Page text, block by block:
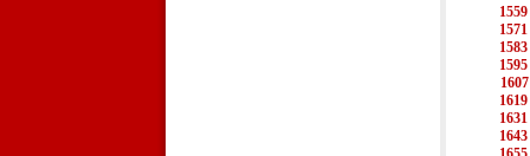
1559
1571
1583
1595
1607
1619
1631
1643